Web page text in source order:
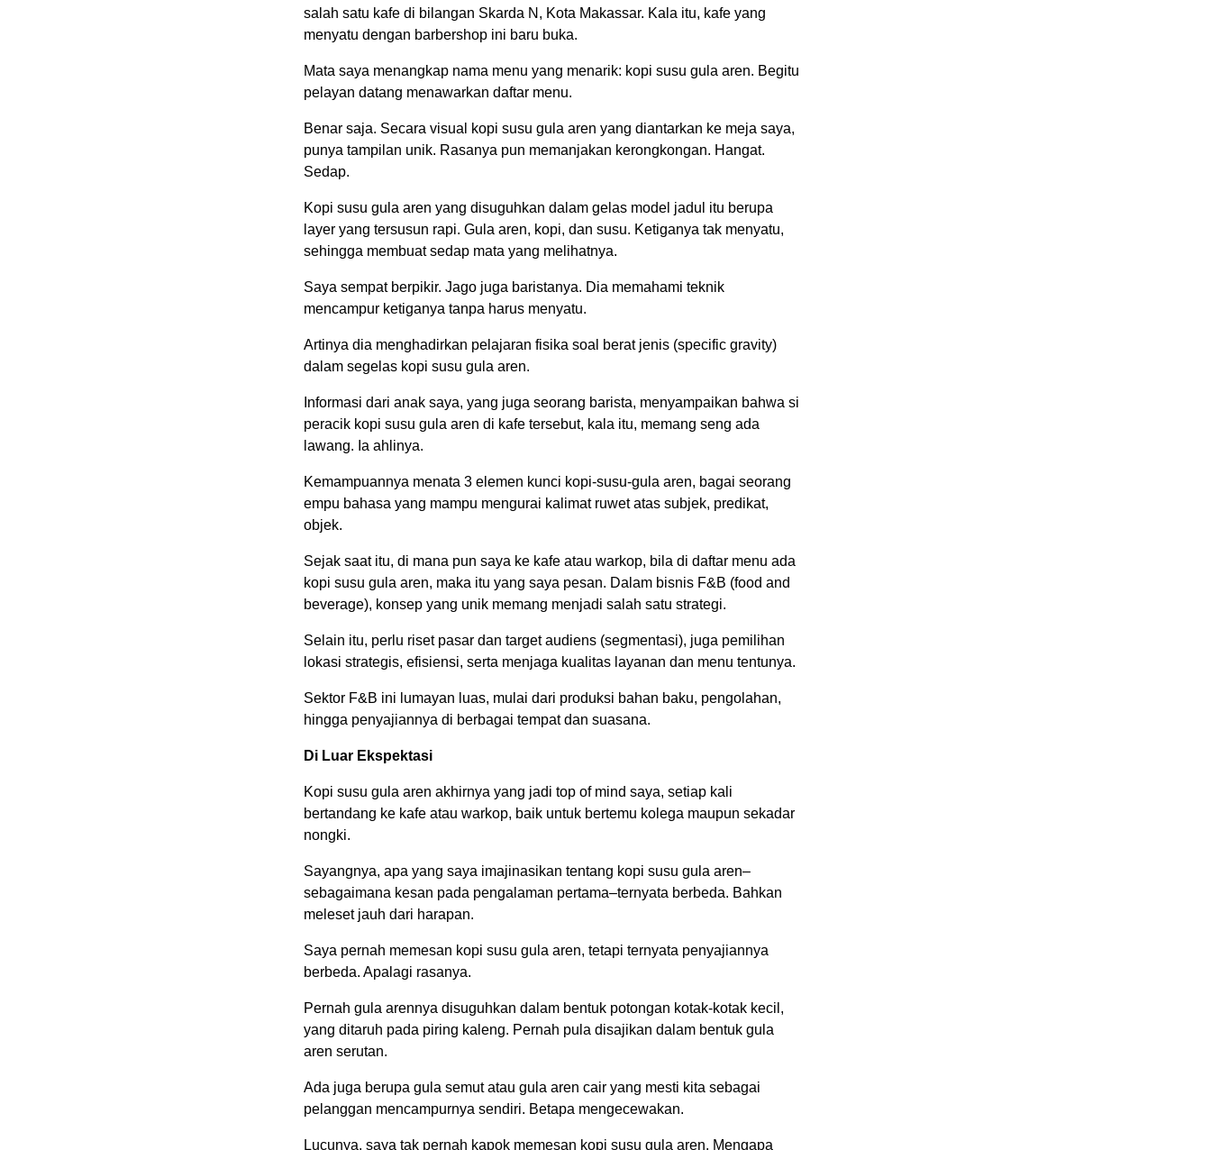
salah satu kafe di bilangan Skarda N, Kota Makassar. Kala itu, kafe yang
menyatu dengan barbershop ini baru buka.
Mata saya menangkap nama menu yang menarik: kopi susu gula aren. Begitu
pelayan datang menawarkan daftar menu.
Benar saja. Secara visual kopi susu gula aren yang diantarkan ke meja saya,
punya tampilan unik. Rasanya pun memanjakan kerongkongan. Hangat.
Sedap.
Kopi susu gula aren yang disuguhkan dalam gelas model jadul itu berupa
layer yang tersusun rapi. Gula aren, kopi, dan susu. Ketiganya tak menyatu,
sehingga membuat sedap mata yang melihatnya.
Saya sempat berpikir. Jago juga baristanya. Dia memahami teknik
mencampur ketiganya tanpa harus menyatu.
Artinya dia menghadirkan pelajaran fisika soal berat jenis (specific gravity)
dalam segelas kopi susu gula aren.
Informasi dari anak saya, yang juga seorang barista, menyampaikan bahwa si
peracik kopi susu gula aren di kafe tersebut, kala itu, memang seng ada
lawang. Ia ahlinya.
Kemampuannya menata 3 elemen kunci kopi-susu-gula aren, bagai seorang
empu bahasa yang mampu mengurai kalimat ruwet atas subjek, predikat,
objek.
Sejak saat itu, di mana pun saya ke kafe atau warkop, bila di daftar menu ada
kopi susu gula aren, maka itu yang saya pesan. Dalam bisnis F&B (food and
beverage), konsep yang unik memang menjadi salah satu strategi.
Selain itu, perlu riset pasar dan target audiens (segmentasi), juga pemilihan
lokasi strategis, efisiensi, serta menjaga kualitas layanan dan menu tentunya.
Sektor F&B ini lumayan luas, mulai dari produksi bahan baku, pengolahan,
hingga penyajiannya di berbagai tempat dan suasana.
Di Luar Ekspektasi
Kopi susu gula aren akhirnya yang jadi top of mind saya, setiap kali
bertandang ke kafe atau warkop, baik untuk bertemu kolega maupun sekadar
nongki.
Sayangnya, apa yang saya imajinasikan tentang kopi susu gula aren–
sebagaimana kesan pada pengalaman pertama–ternyata berbeda. Bahkan
meleset jauh dari harapan.
Saya pernah memesan kopi susu gula aren, tetapi ternyata penyajiannya
berbeda. Apalagi rasanya.
Pernah gula arennya disuguhkan dalam bentuk potongan kotak-kotak kecil,
yang ditaruh pada piring kaleng. Pernah pula disajikan dalam bentuk gula
aren serutan.
Ada juga berupa gula semut atau gula aren cair yang mesti kita sebagai
pelanggan mencampurnya sendiri. Betapa mengecewakan.
Lucunya, saya tak pernah kapok memesan kopi susu gula aren. Mengapa